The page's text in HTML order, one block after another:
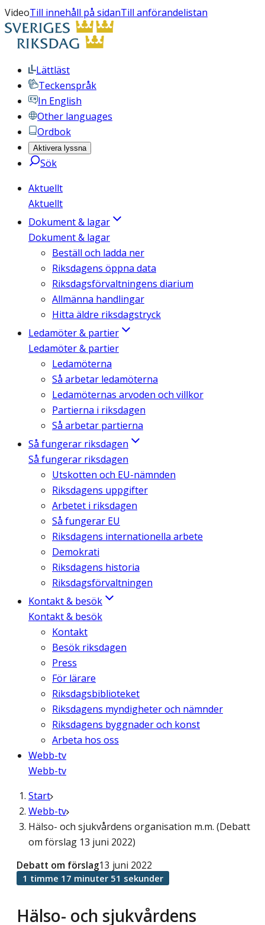
VideoTill innehåll på sidanTill anförandelistan
Lättläst
Teckenspråk
In English
Other languages
Ordbok
Aktivera lyssna
Sök
Aktuellt
Aktuellt
Dokument & lagar
Dokument & lagar
Beställ och ladda ner
Riksdagens öppna data
Riksdagsförvaltningens diarium
Allmänna handlingar
Hitta äldre riksdagstryck
Ledamöter & partier
Ledamöter & partier
Ledamöterna
Så arbetar ledamöterna
Ledamöternas arvoden och villkor
Partierna i riksdagen
Så arbetar partierna
Så fungerar riksdagen
Så fungerar riksdagen
Utskotten och EU-nämnden
Riksdagens uppgifter
Arbetet i riksdagen
Så fungerar EU
Riksdagens internationella arbete
Demokrati
Riksdagens historia
Riksdagsförvaltningen
Kontakt & besök
Kontakt & besök
Kontakt
Besök riksdagen
Press
För lärare
Riksdagsbiblioteket
Riksdagens myndigheter och nämnder
Riksdagens byggnader och konst
Arbeta hos oss
Webb-tv
Webb-tv
Start
Webb-tv
Hälso- och sjukvårdens organisation m.m. (Debatt
om förslag 13 juni 2022)
Hälso- och sjukvårdens
Debatt om förslag13 juni 2022
1 timme 17 minuter 51 sekunder